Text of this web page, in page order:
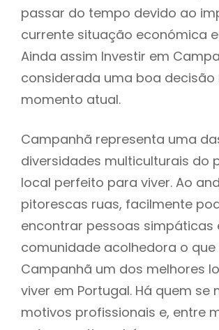
passar do tempo devido ao
currente situação económica
Ainda assim Investir em
considerada uma boa decisão
momento atual.
Campanhã representa uma
diversidades multiculturais do
local perfeito para viver. Ao
pitorescas ruas, facilmente
encontrar pessoas simpáticas
comunidade acolhedora o
Campanhã um dos melhores
viver em Portugal. Há quem se
motivos profissionais e, entre